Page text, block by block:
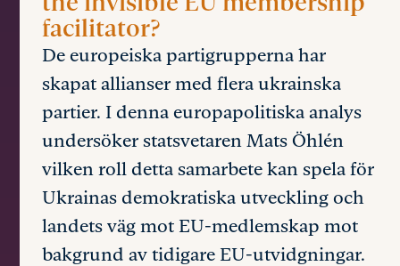
facilitator?
De europeiska partigrupperna har
skapat allianser med flera ukrainska
partier. I denna europapolitiska analys
undersöker statsvetaren Mats Öhlén
vilken roll detta samarbete kan spela för
Ukrainas demokratiska utveckling och
landets väg mot EU-medlemskap mot
bakgrund av tidigare EU-utvidgningar.